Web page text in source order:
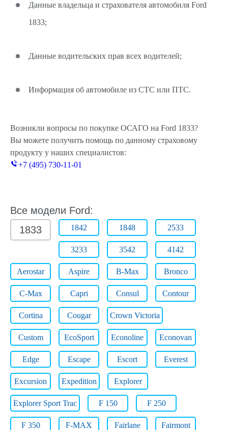
Данные владельца и страхователя автомобиля Ford
1833;
Данные водительских прав всех водителей;
Информация об автомобиле из СТС или ПТС.
Возникли вопросы по покупке ОСАГО на Ford 1833?
Вы можете получить помощь по данному страховому
продукту у наших специалистов:
+7 (495) 730-11-01
Все модели Ford:
1833
1842 1848 2533
3233 3542 4142
Aerostar Aspire B-Max Bronco
C-Max Capri Consul Contour
Cortina Cougar Crown Victoria
Custom EcoSport Econoline Econovan
Edge Escape Escort Everest
Excursion Expedition Explorer
Explorer Sport Trac F 150 F 250
F 350 F-MAX Fairlane Fairmont